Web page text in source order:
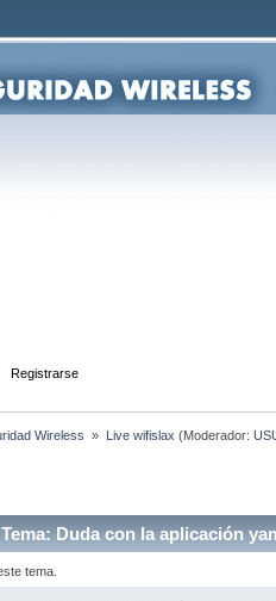
Registrarse
Wireless » Live wifislax (Moderador:
Tema: Duda con la aplicación
tema.